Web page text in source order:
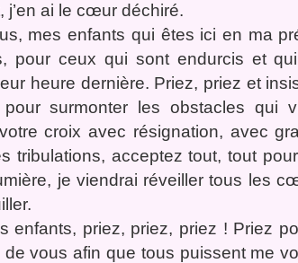
j’en ai le cœur déchiré.
mes enfants qui êtes ici en ma
pour ceux qui sont endurcis et
heure dernière. Priez, priez et
surmonter les obstacles qui
croix avec résignation, avec
tribulations, acceptez tout, tout
je viendrai réveiller tous les
enfants, priez, priez, priez ! Priez
de vous afin que tous puissent me